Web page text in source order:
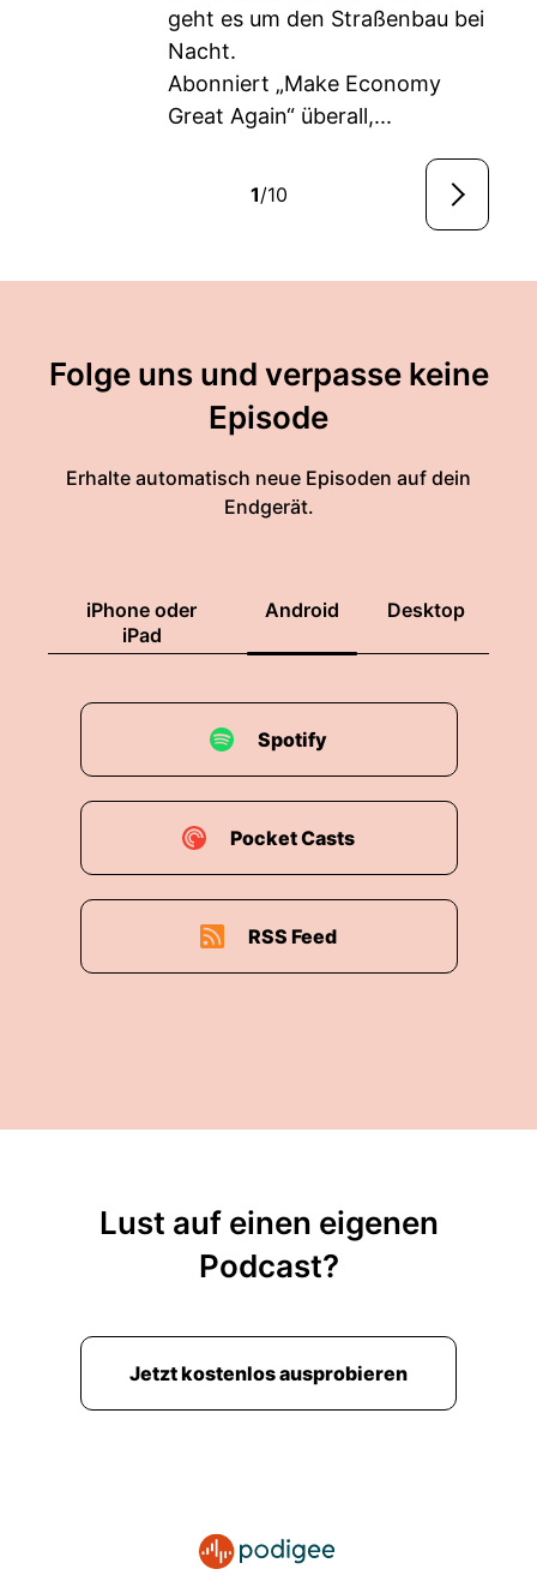
geht es um den Straßenbau bei
Nacht.
Abonniert „Make Economy
Great Again“ überall,...
1/10
Folge uns und verpasse keine
Episode
Erhalte automatisch neue Episoden auf dein
Endgerät.
iPhone oder
iPad
Android Desktop
Spotify
Pocket Casts
RSS Feed
Lust auf einen eigenen
Podcast?
Jetzt kostenlos ausprobieren